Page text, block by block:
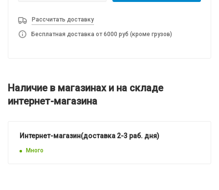
Рассчитать доставку
Бесплатная доставка от 6000 руб (кроме грузов)
Наличие в магазинах и на складе
интернет-магазина
Интернет-магазин(доставка 2-3 раб. дня)
Много